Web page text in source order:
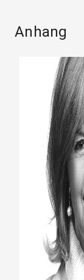
Anhang